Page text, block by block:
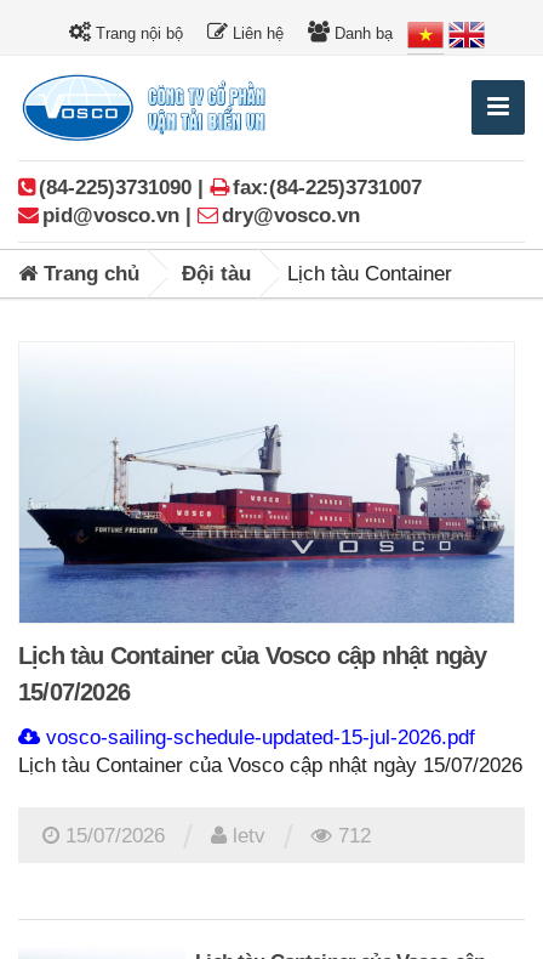
Trang nội bộ Liên hệ Danh bạ
(84-225)3731090 |
fax:(84-225)3731007
pid@vosco.vn |
dry@vosco.vn
Trang chủ Đội tàu Lịch tàu Container
Lịch tàu Container của Vosco cập nhật ngày
15/07/2026
vosco-sailing-schedule-updated-15-jul-2026.pdf
Lịch tàu Container của Vosco cập nhật ngày 15/07/2026
15/07/2026 letv 712